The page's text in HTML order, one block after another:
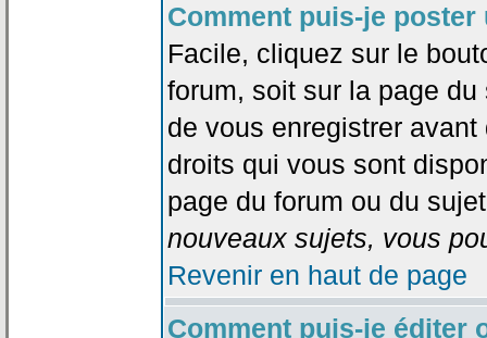
Comment puis-je
Facile, cliquez sur le
forum, soit sur la page
de vous enregistrer
droits qui vous sont
page du forum ou du
nouveaux sujets, vous
Revenir en haut de page
Comment puis-je éditer